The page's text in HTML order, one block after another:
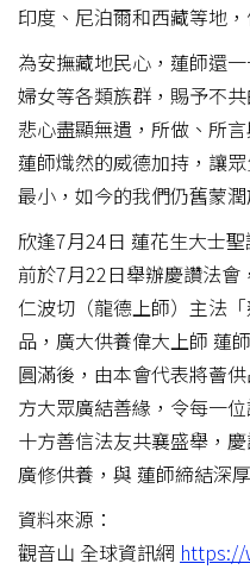
印度、尼泊爾和西藏等地
為安撫藏地民心，蓮師還
婦女等各類族群，賜予不
悲心盡顯無遺，所做、所
蓮師熾然的威德加持，讓
最小，如今的我們仍舊蒙
欣逢7月24日 蓮花生大士
前於7月22日舉辦慶讚法
仁波切（龍德上師）主法
品，廣大供養偉大上師 蓮
圓滿後，由本會代表將薈
方大眾廣結善緣，令每一
十方善信法友共襄盛舉，
廣修供養，與 蓮師締結深
資料來源：
觀音山 全球資訊網 https://